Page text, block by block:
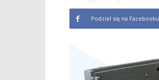
Podziel się na Facebooku